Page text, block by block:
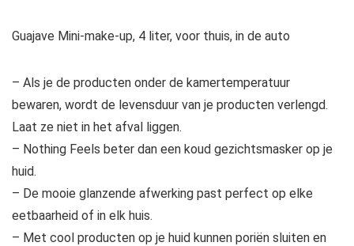
Guajave Mini-make-up, 4 liter, voor thuis, in de auto
– Als je de producten onder de kamertemperatuur
bewaren, wordt de levensduur van je producten verlengd.
Laat ze niet in het afval liggen.
– Nothing Feels beter dan een koud gezichtsmasker op je
huid.
– De mooie glanzende afwerking past perfect op elke
eetbaarheid of in elk huis.
– Met cool producten op je huid kunnen poriën sluiten en